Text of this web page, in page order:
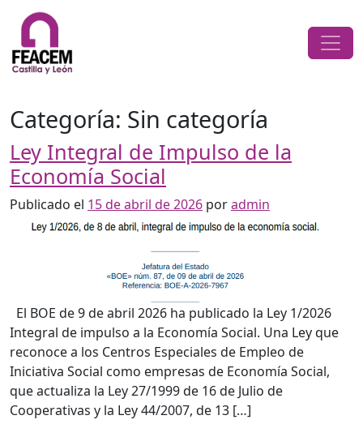
Saltar al contenido
Navegación principal
Categoría: Sin categoría
Ley Integral de Impulso de la
Economía Social
Publicado el 15 de abril de 2026 poradmin
El BOE de 9 de abril 2026 ha publicado la Ley 1/2026
Integral de impulso a la Economía Social. Una Ley que
reconoce a los Centros Especiales de Empleo de
Iniciativa Social como empresas de Economía Social,
que actualiza la Ley 27/1999 de 16 de Julio de
Cooperativas y la Ley 44/2007, de 13 […]